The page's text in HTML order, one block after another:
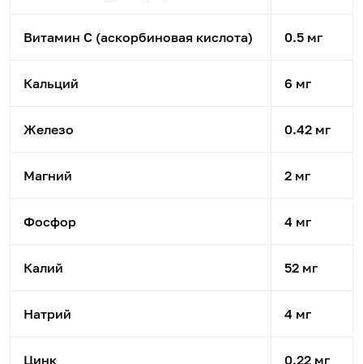
Витамин C (аскорбиновая кислота) 0.5 мг
Кальций 6 мг
Железо 0.42 мг
Магний 2 мг
Фосфор 4 мг
Калий 52 мг
Натрий 4 мг
Цинк 0.22 мг